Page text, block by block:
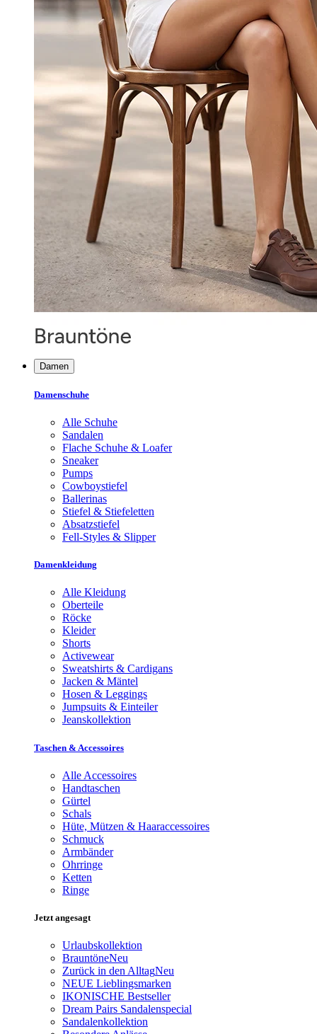
Damen
Damenschuhe
Alle Schuhe
Sandalen
Flache Schuhe & Loafer
Sneaker
Pumps
Cowboystiefel
Ballerinas
Stiefel & Stiefeletten
Absatzstiefel
Fell-Styles & Slipper
Damenkleidung
Alle Kleidung
Oberteile
Röcke
Kleider
Shorts
Activewear
Sweatshirts & Cardigans
Jacken & Mäntel
Hosen & Leggings
Jumpsuits & Einteiler
Jeanskollektion
Taschen & Accessoires
Alle Accessoires
Handtaschen
Gürtel
Schals
Hüte, Mützen & Haaraccessoires
Schmuck
Armbänder
Ohrringe
Ketten
Ringe
Jetzt angesagt
Urlaubskollektion
BrauntöneNeu
Zurück in den AlltagNeu
NEUE Lieblingsmarken
IKONISCHE Bestseller
Dream Pairs Sandalenspecial
Sandalenkollektion